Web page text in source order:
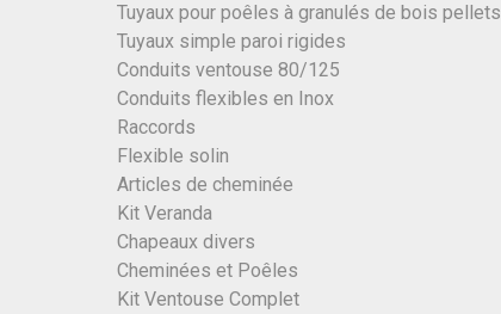
Tuyaux pour poêles à granulés de bois pellets
Tuyaux simple paroi rigides
Conduits ventouse 80/125
Conduits flexibles en Inox
Raccords
Flexible solin
Articles de cheminée
Kit Veranda
Chapeaux divers
Cheminées et Poêles
Kit Ventouse Complet